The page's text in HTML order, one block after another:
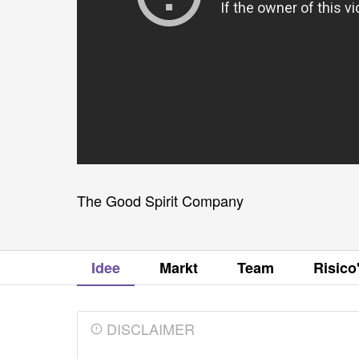
The Good Spirit Company
Idee Markt Team
DISCLAIMER